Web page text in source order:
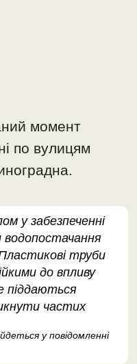
момент
по вулицям
у забезпеченні
водопостачання
труби
до впливу
піддаються
частих
у повідомленні